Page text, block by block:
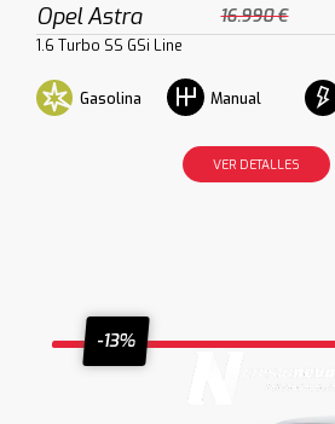
Opel Astra 16.990 €
1.6 Turbo SS GSi Line
Gasolina Manual
VER DETALLES
-13%